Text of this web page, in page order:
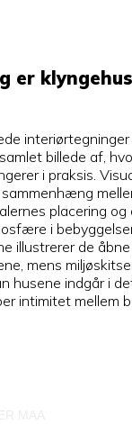
er
billede af,
i praksis.
placering og
i
illustrerer de
mens
husene indgår i
intimitet mellem